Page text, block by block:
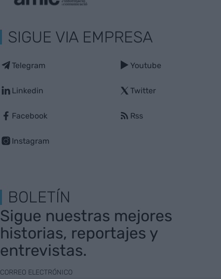
SIGUE VIA EMPRESA
Telegram
Linkedin
Facebook
Instagram
Youtube
Twitter
Rss
BOLETÍN
Sigue nuestras mejores
historias, reportajes y
entrevistas.
CORREO ELECTRÓNICO